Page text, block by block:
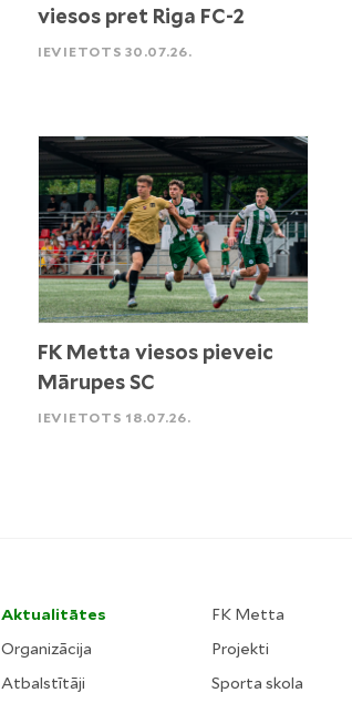
viesos pret Riga FC-2
IEVIETOTS 30.07.26.
FK Metta viesos pieveic
Mārupes SC
IEVIETOTS 18.07.26.
Aktualitātes
Organizācija
Atbalstītāji
FK Metta
Projekti
Sporta skola